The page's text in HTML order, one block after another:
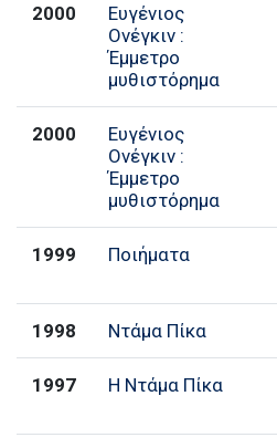
2000
Ευγένιος
Ονέγκιν :
Έμμετρο
μυθιστόρημα
2000
Ευγένιος
Ονέγκιν :
Έμμετρο
μυθιστόρημα
1999 Ποιήματα
1998 Ντάμα Πίκα
1997 Η Ντάμα Πίκα